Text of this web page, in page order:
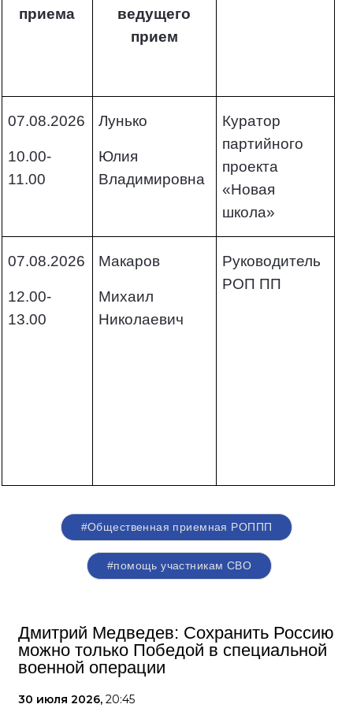
приема
ведущего
прием
07.08.2026
10.00-
11.00
Лунько
Юлия
Владимировна
Куратор
партийного
проекта
«Новая
школа»
07.08.2026
12.00-
13.00
Макаров
Михаил
Николаевич
Руководитель
РОП ПП
#Общественная приемная РОППП
#помощь участникам СВО
Дмитрий Медведев: Сохранить Россию
можно только Победой в специальной
военной операции
30 июля 2026, 20:45